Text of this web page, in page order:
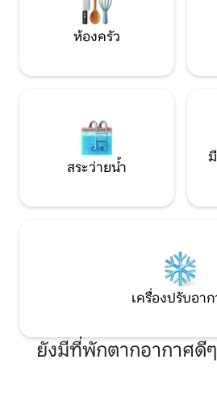
ห้องครัว
สระว่ายน้ำ
เครื่องปรับอา
ยังมีที่พักตากอากาศดี